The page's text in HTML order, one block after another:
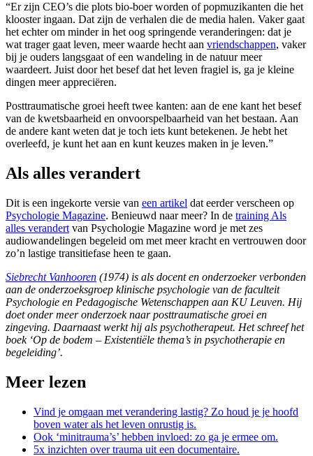
“Er zijn CEO’s die plots bio-boer worden of popmuzikanten die het
klooster ingaan. Dat zijn de verhalen die de media halen. Vaker gaat
het echter om minder in het oog springende veranderingen: dat je
wat trager gaat leven, meer waarde hecht aan vriendschappen, vaker
bij je ouders langsgaat of een wandeling in de natuur meer
waardeert. Juist door het besef dat het leven fragiel is, ga je kleine
dingen meer appreciëren.
Posttraumatische groei heeft twee kanten: aan de ene kant het besef
van de kwetsbaarheid en onvoorspelbaarheid van het bestaan. Aan
de andere kant weten dat je toch iets kunt betekenen. Je hebt het
overleefd, je kunt het aan en kunt keuzes maken in je leven.”
Als alles verandert
Dit is een ingekorte versie van een artikel dat eerder verscheen op
Psychologie Magazine. Benieuwd naar meer? In de training Als
alles verandert van Psychologie Magazine word je met zes
audiowandelingen begeleid om met meer kracht en vertrouwen door
zo’n lastige transitiefase heen te gaan.
Siebrecht Vanhooren (1974) is als docent en onderzoeker verbonden
aan de onderzoeksgroep klinische psychologie van de faculteit
Psychologie en Pedagogische Wetenschappen aan KU Leuven. Hij
doet onder meer onderzoek naar posttraumatische groei en
zingeving. Daarnaast werkt hij als psychotherapeut. Het schreef het
boek ‘Op de bodem – Existentiële thema’s in psychotherapie en
begeleiding’.
Meer lezen
Vind je omgaan met verandering lastig? Zo houd je je hoofd
boven water als het leven onrustig is.
Ook ‘minitrauma’s’ hebben invloed: zo ga je ermee om.
5x inzichten over trauma uit een documentaire.